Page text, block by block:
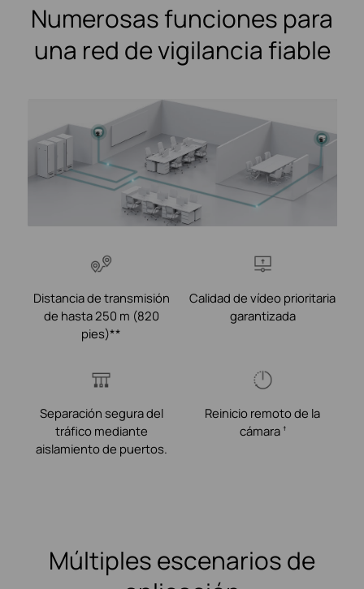
Numerosas funciones para
una red de vigilancia fiable
Distancia de transmisión
de hasta 250 m (820
pies)**
Calidad de vídeo prioritaria
garantizada
Separación segura del
tráfico mediante
aislamiento de puertos.
Reinicio remoto de la
cámara †
Múltiples escenarios de